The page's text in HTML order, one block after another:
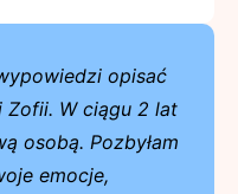
opisać
Zofii. W ciągu 2 lat
osobą. Pozbyłam
emocje,